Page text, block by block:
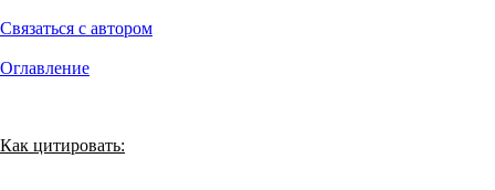
Связаться с автором
Оглавление
Как цитировать: